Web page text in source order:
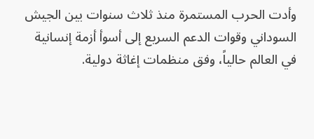
وأدت الحرب المستمرة منذ ثلاث سنوات بين الجيش
السوداني وقوات الدعم السريع إلى أسوأ أزمة إنسانية
في العالم حالياً، وفق منظمات إغاثة دولية.